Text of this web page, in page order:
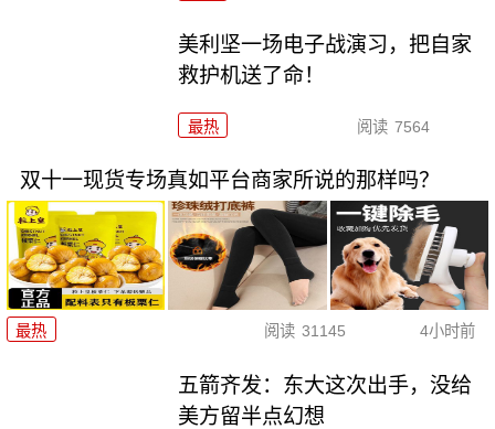
美利坚一场电子战演习，把自家
救护机送了命！
最热 阅读 7564
双十一现货专场真如平台商家所说的那样吗？
最热 阅读 31145 4小时前
五箭齐发：东大这次出手，没给
美方留半点幻想